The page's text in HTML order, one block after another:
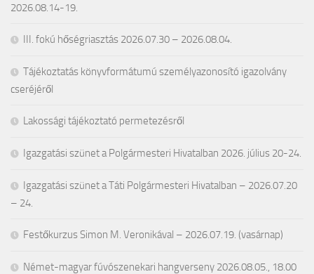
2026.08.14-19.
III. fokú hőségriasztás 2026.07.30 – 2026.08.04.
Tájékoztatás könyvformátumú személyazonosító igazolvány
cseréjéről
Lakossági tájékoztató permetezésről
Igazgatási szünet a Polgármesteri Hivatalban 2026. július 20-24.
Igazgatási szünet a Táti Polgármesteri Hivatalban – 2026.07.20
– 24.
Festőkurzus Simon M. Veronikával – 2026.07.19. (vasárnap)
Német-magyar fúvószenekari hangverseny 2026.08.05., 18.00